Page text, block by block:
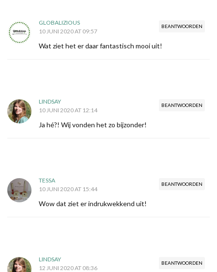
BEANTWOORDEN
GLOBALIZIOUS
10 JUNI 2020 AT 09:57
Wat ziet het er daar fantastisch mooi uit!
BEANTWOORDEN
LINDSAY
10 JUNI 2020 AT 12:14
Ja hé?! Wij vonden het zo bijzonder!
BEANTWOORDEN
TESSA
10 JUNI 2020 AT 15:44
Wow dat ziet er indrukwekkend uit!
BEANTWOORDEN
LINDSAY
12 JUNI 2020 AT 08:36